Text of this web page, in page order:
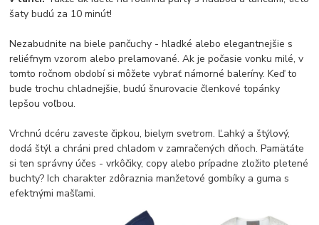
šaty budú za 10 minút!
Nezabudnite na biele pančuchy - hladké alebo elegantnejšie s
reliéfnym vzorom alebo prelamované. Ak je počasie vonku milé, v
tomto ročnom období si môžete vybrať námorné baleríny. Keď to
bude trochu chladnejšie, budú šnurovacie členkové topánky
lepšou voľbou.
Vrchnú dcéru zaveste čipkou, bielym svetrom. Ľahký a štýlový,
dodá štýl a chráni pred chladom v zamračených dňoch. Pamätáte
si ten správny účes - vrkôčiky, copy alebo prípadne zložito pletené
buchty? Ich charakter zdôraznia manžetové gombíky a guma s
efektnými mašľami.